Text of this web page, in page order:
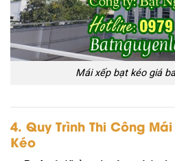
Mái xếp bạt kéo giá
4. Quy Trình Thi Công
Kéo